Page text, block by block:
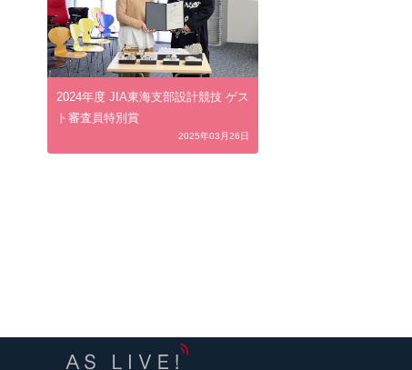
2024年度 JIA東海支部設計競技 ゲス
ト審査員特別賞
2025年03月26日